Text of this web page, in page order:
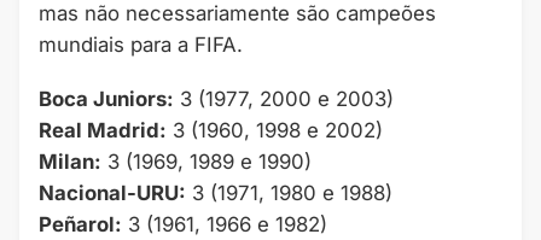
mas não necessariamente são campeões
mundiais para a FIFA.
Boca Juniors: 3 (1977, 2000 e 2003)
Real Madrid: 3 (1960, 1998 e 2002)
Milan: 3 (1969, 1989 e 1990)
Nacional-URU: 3 (1971, 1980 e 1988)
Peñarol: 3 (1961, 1966 e 1982)